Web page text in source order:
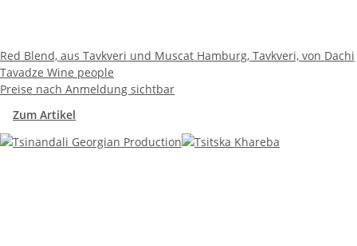
Red Blend, aus Tavkveri und Muscat Hamburg, Tavkveri, von Dachi
Tavadze Wine people
Preise nach Anmeldung sichtbar
Zum Artikel